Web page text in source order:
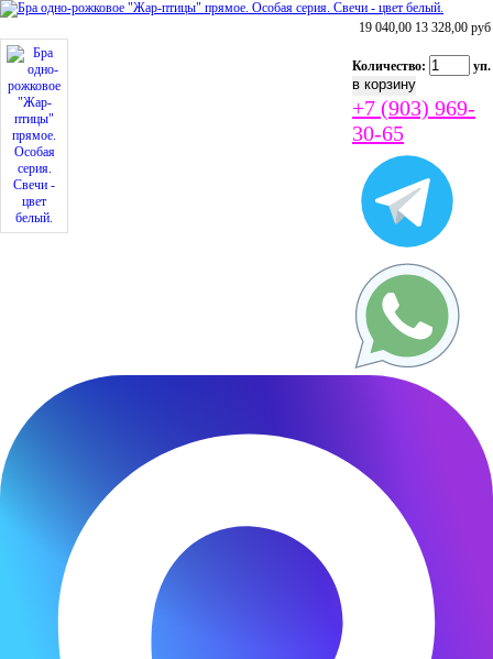
19 040,00 13 328,00 руб
Количество: уп.
+7 (903) 969-
30-65